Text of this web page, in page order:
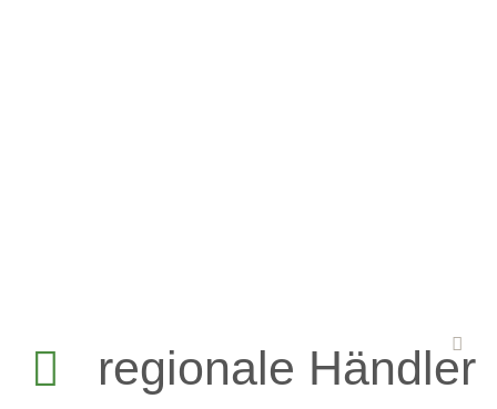
regionale Händler